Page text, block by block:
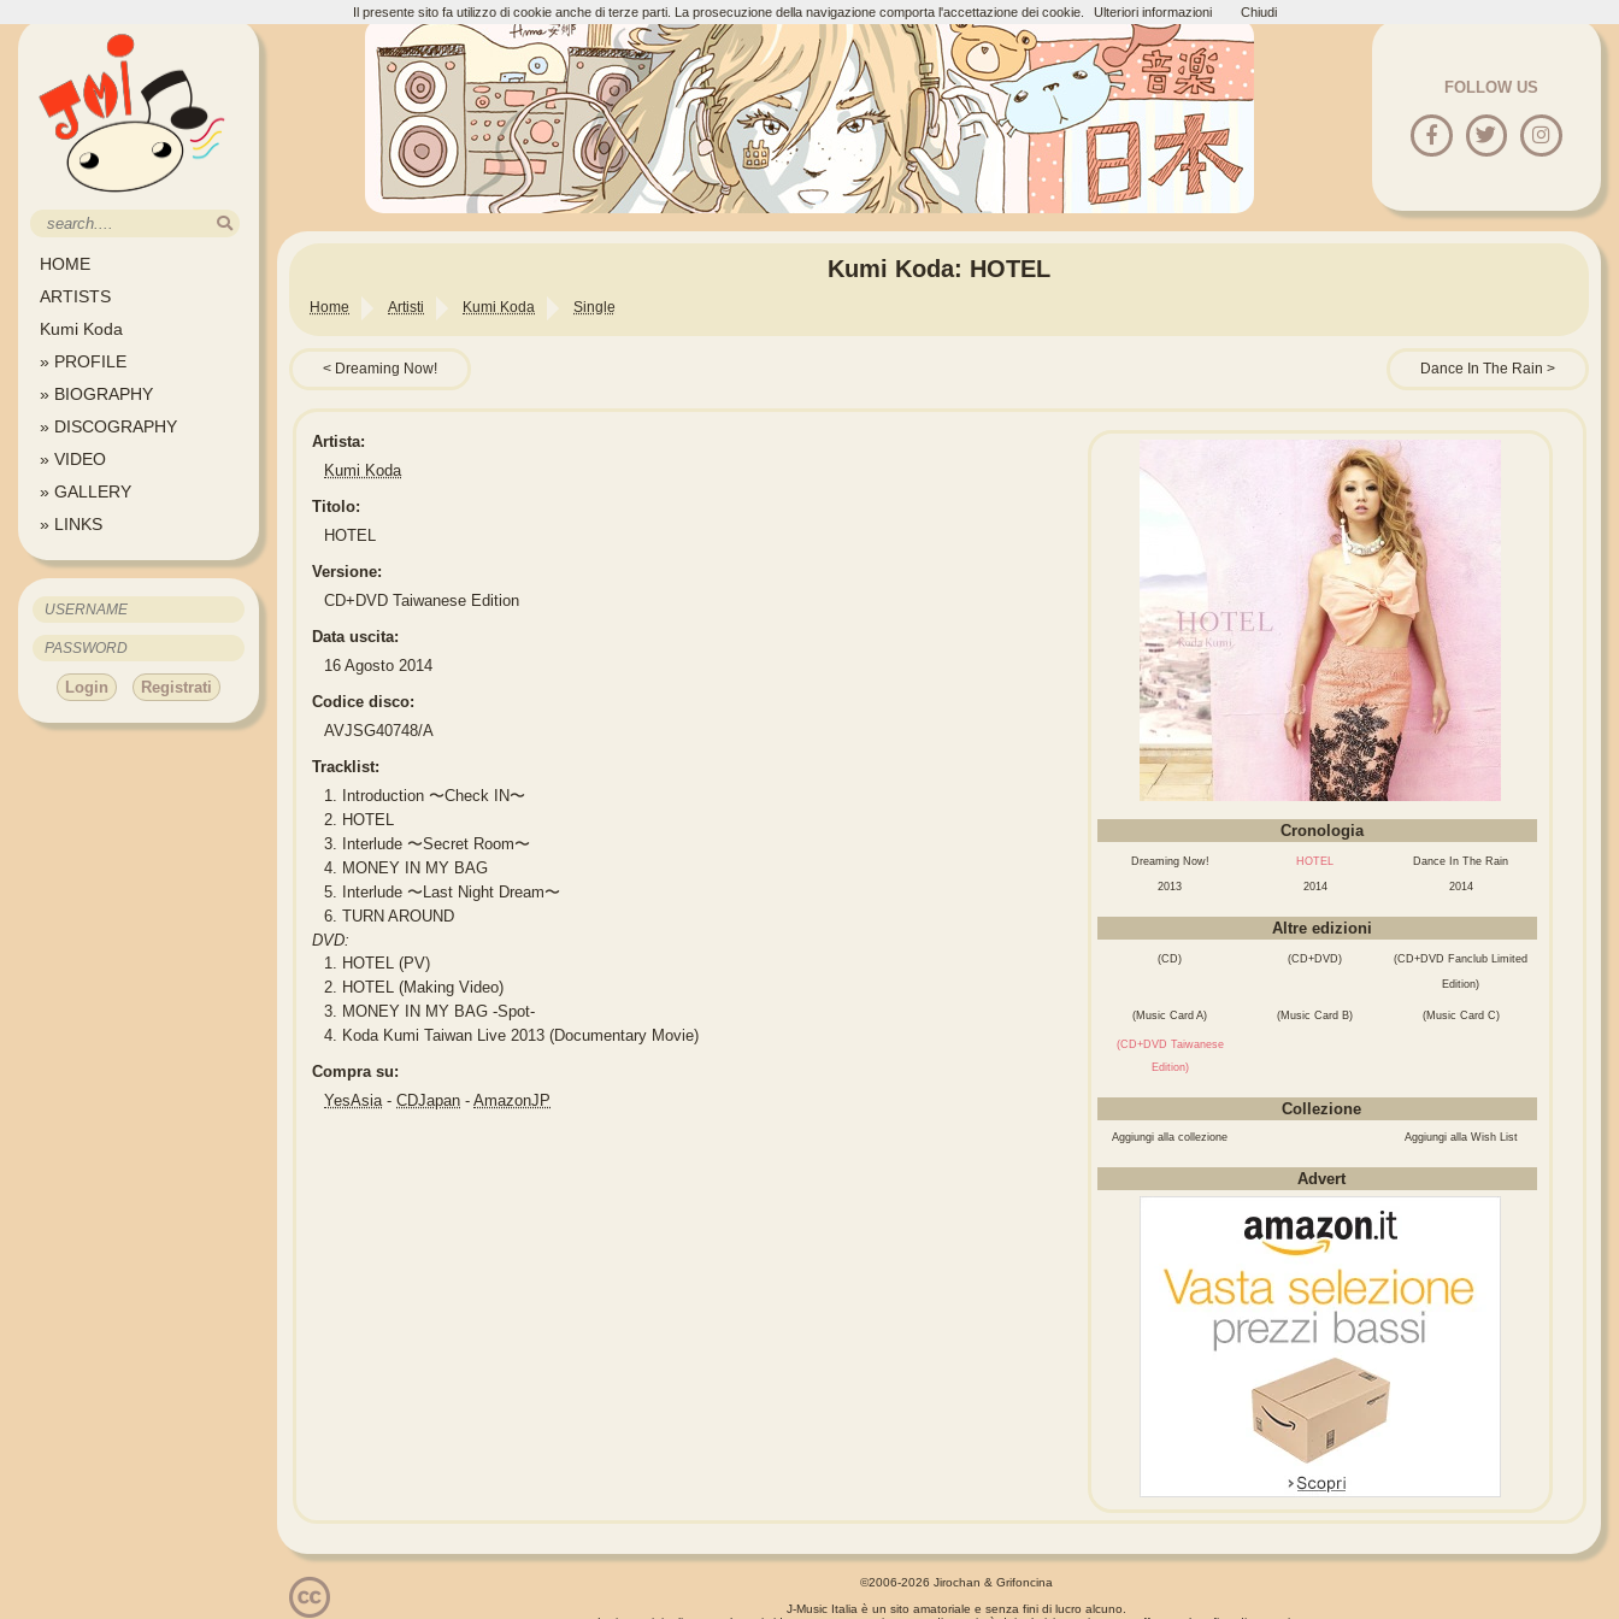
HOME
ARTISTS
Kumi Koda
» PROFILE
» BIOGRAPHY
» DISCOGRAPHY
» VIDEO
» GALLERY
» LINKS
Login Registrati
FOLLOW US
Kumi Koda: HOTEL
Home Artisti Kumi Koda Single
Dreaming Now! Dance In The Rain
Cronologia
Dreaming Now!
2013
HOTEL
2014
Dance In The Rain
2014
Altre edizioni
(CD) (CD+DVD) (CD+DVD Fanclub Limited
Edition)
(Music Card A) (Music Card B) (Music Card C)
(CD+DVD Taiwanese
Edition)
Collezione
Aggiungi alla collezione Aggiungi alla Wish List
Advert
Artista:
Kumi Koda
Titolo:
HOTEL
Versione:
CD+DVD Taiwanese Edition
Data uscita:
16 Agosto 2014
Codice disco:
AVJSG40748/A
Tracklist:
1. Introduction 〜Check IN〜
2. HOTEL
3. Interlude 〜Secret Room〜
4. MONEY IN MY BAG
5. Interlude 〜Last Night Dream〜
6. TURN AROUND
DVD:
1. HOTEL (PV)
2. HOTEL (Making Video)
3. MONEY IN MY BAG -Spot-
4. Koda Kumi Taiwan Live 2013 (Documentary Movie)
Compra su:
YesAsia-CDJapan -AmazonJP
©2006-2026 Jirochan & Grifoncina
J-Music Italia è un sito amatoriale e senza fini di lucro alcuno.
Il presente sito fa utilizzo di cookie anche di terze parti. La prosecuzione della navigazione comporta l'accettazione dei cookie. Ulteriori informazioni Chiudi